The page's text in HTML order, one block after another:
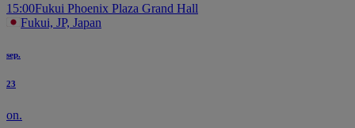
15:00Fukui Phoenix Plaza Grand Hall
Fukui, JP, Japan
sep.
23
on.